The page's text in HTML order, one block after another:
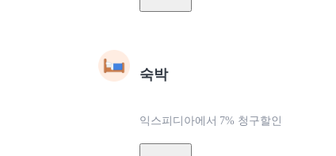
숙박
익스피디아에서 7% 청구할인